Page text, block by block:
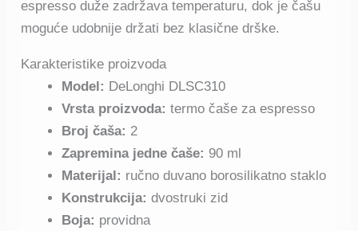
espresso duže zadržava temperaturu, dok je čašu
moguće udobnije držati bez klasične drške.
Karakteristike proizvoda
Model: DeLonghi DLSC310
Vrsta proizvoda: termo čaše za espresso
Broj čaša: 2
Zapremina jedne čaše: 90 ml
Materijal: ručno duvano borosilikatno staklo
Konstrukcija: dvostruki zid
Boja: providna